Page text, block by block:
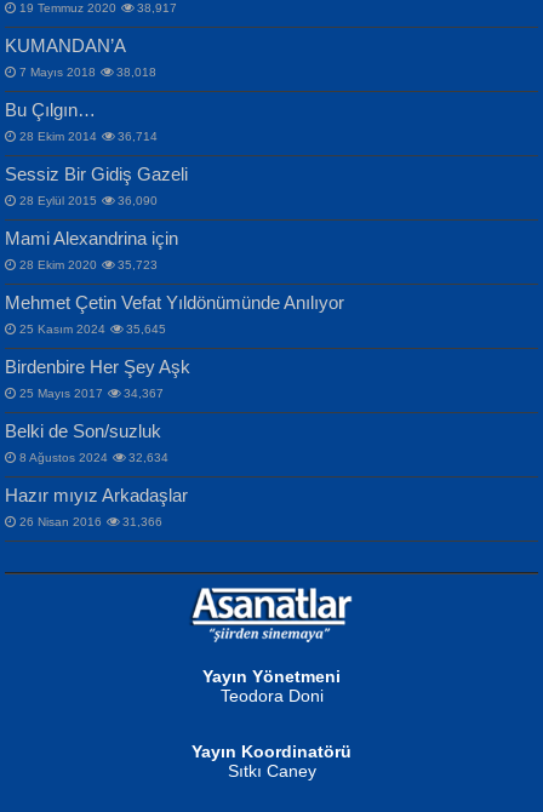
İPEK ACAR SERT
Gazze’nin Şecaati, Ümmetin İmtihanı...
MAHMUT GÜRBÜZ
İbrahim Olmak ve Bitirebilmek...
NURAN KÖSE BAYDAR
Selahattin Yıldız
İdrakimle Üşürken...
Songül Özel
Mahzen...
Ben Deniz Değilim ki...
ERDEM BAYAZIT
Sana, Bana, Vatanıma, Ülkemin
İnsanlarına Dair...
NAZIM HİKMET RAN
Bir Cezaevinde, Tecritteki Adamın
Mektupları...
19 Temmuz 2020 38,917
KUMANDAN’A
7 Mayıs 2018 38,018
Bu Çılgın…
28 Ekim 2014 36,714
Sessiz Bir Gidiş Gazeli
28 Eylül 2015 36,090
Mami Alexandrina için
28 Ekim 2020 35,723
Mehmet Çetin Vefat Yıldönümünde Anılıyor
25 Kasım 2024 35,645
Birdenbire Her Şey Aşk
25 Mayıs 2017 34,367
Belki de Son/suzluk
8 Ağustos 2024 32,634
Hazır mıyız Arkadaşlar
26 Nisan 2016 31,366
Yayın Yönetmeni
Teodora Doni
Yayın Koordinatörü
Sıtkı Caney